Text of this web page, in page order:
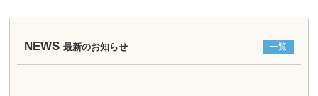
NEWS 最新のお知らせ 一覧